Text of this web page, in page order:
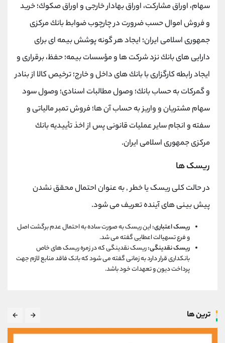
سهام، اوراق مشاركت، اوراق بهادار خارجی و اوراق صكوك؛ خرید
و فروش اموال حسب ضرورت در چارچوب ضوابط بانك مركزی
جمهوری اسلامی ایران؛ ایجاد هر گونه پوشش بیمه ای برای
دارایی های بانك نزد شركت ها و مؤسسات بیمه؛ حفظ، برقراری و
ایجاد رابطه كارگزاری با بانك های داخل و خارج؛ ترخیص كالا از بنادر
و گمركات به حساب بانك؛ وصول مطالبات اسنادی؛ وصول سود
سهام مشتریان و واریز به حساب آن ها؛ فروش تمبر مالیاتی و
سفته و انجام سایر عملیات قانونی پس از اخذ تأییدیه بانك
مركزی جمهوری اسلامی ایران.
ریسک ها
در حالت کلی ریسک یا خطر , به عنوان احتمال محقق نشدن
پیش بینی های آینده تعریف می شود.
ریسک اعتباری:این ریسک به صورت ساده به احتمال عدم برگشت اصل
و فرع تسهیالت اعطایی گفته می شد.
ریسک نقدینگی:ریسک نقدینگی که در زمره ریسک های خاص
بانکداری قرار دارد به زمانی گفته می شود که بانک فاقد منابع لازم جهت
پرداخت دیون و تعهدات خود باشد.
ترین ها